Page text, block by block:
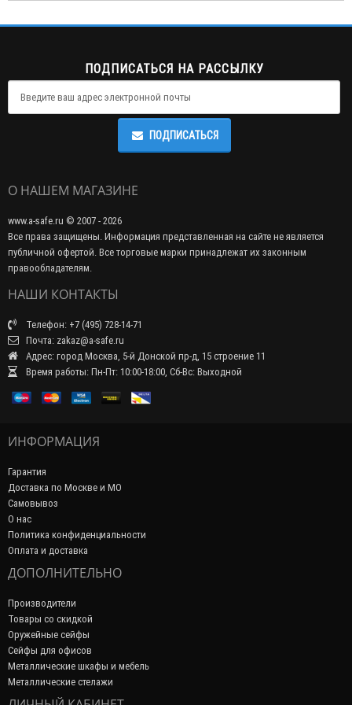
ПОДПИСАТЬСЯ НА РАССЫЛКУ
ПОДПИСАТЬСЯ
О НАШЕМ МАГАЗИНЕ
www.a-safe.ru © 2007 - 2026
Все права защищены. Информация представленная на сайте не является
публичной офертой. Все торговые марки принадлежат их законным
правообладателям.
НАШИ КОНТАКТЫ
Телефон: +7 (495) 728-14-71
Почта: zakaz@a-safe.ru
Адрес: город Москва, 5-й Донской пр-д, 15 строение 11
Время работы: Пн-Пт: 10:00-18:00, Сб-Вс: Выходной
ИНФОРМАЦИЯ
Гарантия
Доставка по Москве и МО
Самовывоз
О нас
Политика конфиденциальности
Оплата и доставка
ДОПОЛНИТЕЛЬНО
Производители
Товары со скидкой
Оружейные сейфы
Сейфы для офисов
Металлические шкафы и мебель
Металлические стелажи